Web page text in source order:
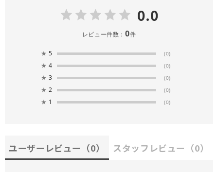
0.0
レビュー件数： 0件
★ 5 (0)
★ 4 (0)
★ 3 (0)
★ 2 (0)
★ 1 (0)
ユーザーレビュー （0） スタッフレビュー （0）